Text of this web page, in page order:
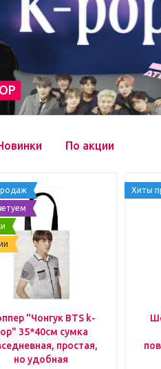
По акции
"Чонгук BTS k-
35*40см сумка
простая,
но удобная
Хиты